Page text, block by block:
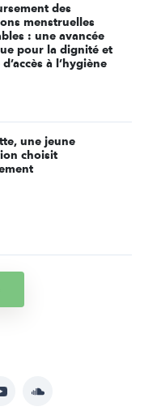
des
menstruelles
: une avancée
pour la dignité et
d’accès à l’hygiène
une jeune
choisit
YouTubeSoundcloud